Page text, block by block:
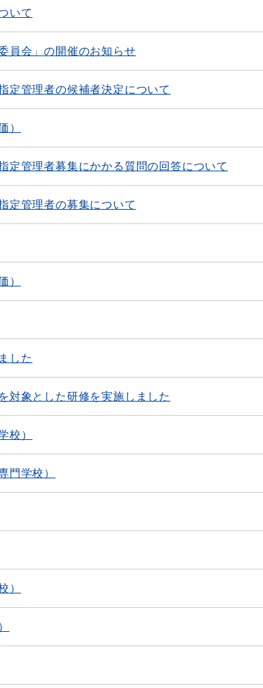
いて
員会」の開催のお知らせ
定管理者の候補者決定について
）
定管理者募集にかかる質問の回答について
定管理者の募集について
）
した
対象とした研修を実施しました
校）
門学校）
）